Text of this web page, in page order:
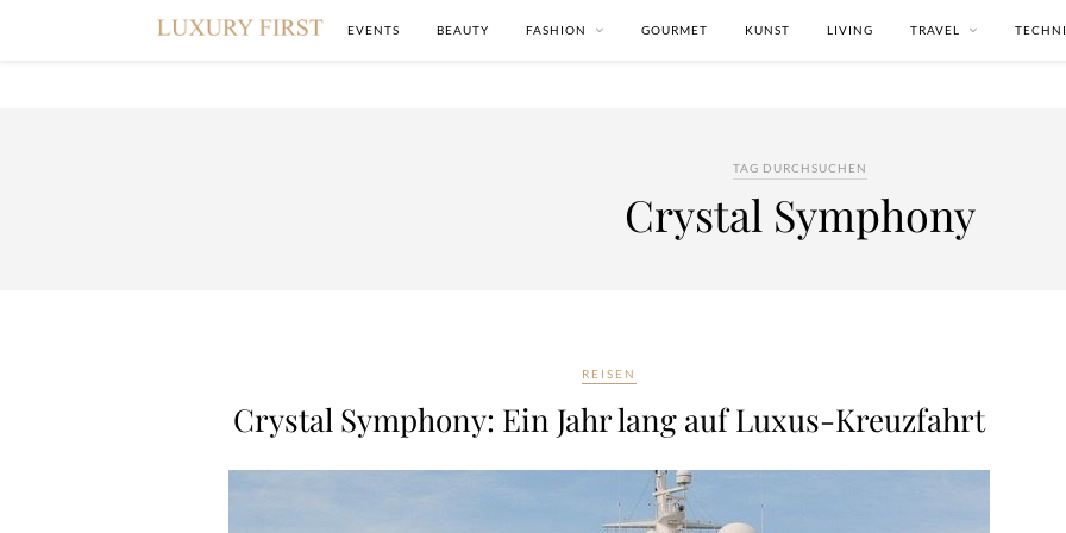
EVENTS BEAUTY FASHION GOURMET KUNST LIVING TRAVEL
TAG DURCHSUCHEN
Crystal Symphony
REISEN
Crystal Symphony: Ein Jahr lang auf Luxus-Kreuzfahrt